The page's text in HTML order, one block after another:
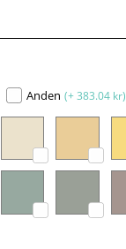
Anden (+ 383.04 kr)